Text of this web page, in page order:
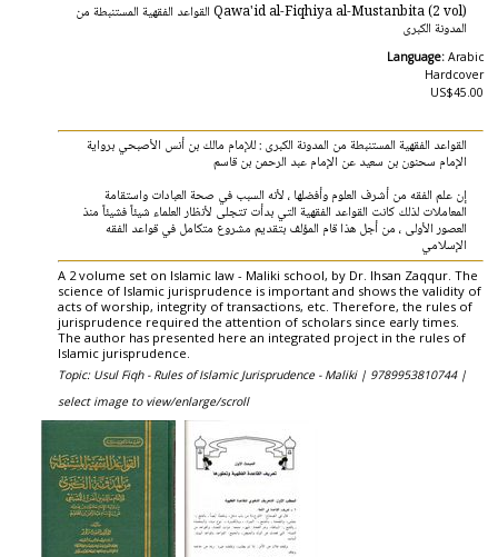
Qawa'id al-Fiqhiya al-Mustanbita (2 vol) القواعد الفقهية المستنبطة من
المدونة الكبرى
Language: Arabic
Hardcover
US$45.00
القواعد الفقهية المستنبطة من المدونة الكبرى : للإمام مالك بن أنس الأصبحي برواية
الإمام سحنون بن سعيد عن الإمام عبد الرحمن بن قاسم
إن علم الفقه من أشرف العلوم وأفضلها ، لأنه السبب في صحة العبادات واستقامة
المعاملات لذلك كانت القواعد الفقهية التي بدأت تتجلى لأنظار العلماء شيئاً فشيئاً منذ
العصور الأولى ، من أجل هذا قام المؤلف بتقديم مشروع متكامل في قواعد الفقه
الإسلامي
A 2 volume set on Islamic law - Maliki school, by Dr. Ihsan Zaqqur. The
science of Islamic jurisprudence is important and shows the validity of
acts of worship, integrity of transactions, etc. Therefore, the rules of
jurisprudence required the attention of scholars since early times.
The author has presented here an integrated project in the rules of
Islamic jurisprudence.
Topic: Usul Fiqh - Rules of Islamic Jurisprudence - Maliki | 9789953810744 |
select image to view/enlarge/scroll